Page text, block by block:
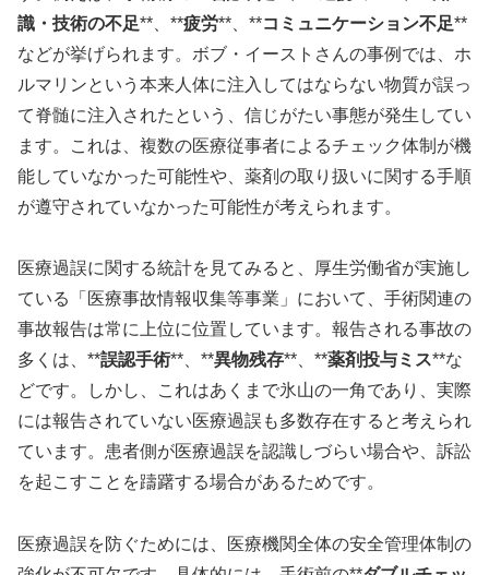
識・技術の不足**、**疲労**、**コミュニケーション不足**
などが挙げられます。ボブ・イーストさんの事例では、ホ
ルマリンという本来人体に注入してはならない物質が誤っ
て脊髄に注入されたという、信じがたい事態が発生してい
ます。これは、複数の医療従事者によるチェック体制が機
能していなかった可能性や、薬剤の取り扱いに関する手順
が遵守されていなかった可能性が考えられます。
医療過誤に関する統計を見てみると、厚生労働省が実施し
ている「医療事故情報収集等事業」において、手術関連の
事故報告は常に上位に位置しています。報告される事故の
多くは、**誤認手術**、**異物残存**、**薬剤投与ミス**な
どです。しかし、これはあくまで氷山の一角であり、実際
には報告されていない医療過誤も多数存在すると考えられ
ています。患者側が医療過誤を認識しづらい場合や、訴訟
を起こすことを躊躇する場合があるためです。
医療過誤を防ぐためには、医療機関全体の安全管理体制の